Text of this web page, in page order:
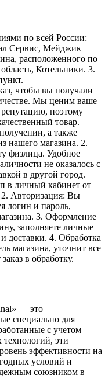
по всей России:
Сервис, Мейджик
расположенного по
Котельники. 3.
чтобы вы получали
Мы ценим ваше
поэтому
товар.
а также
нашего магазина. 2.
физлица. Удобное
не оказалось с
в другой город.
в личный кабинет от
2. Авторизация: Вы
логин и пароль,
3. Оформление
заполняете личные
доставки. 4. Обработка
магазина, уточнит все
в обработку.
— это
специально для
с учетом
эти
эффективности на
условий и
союзником в